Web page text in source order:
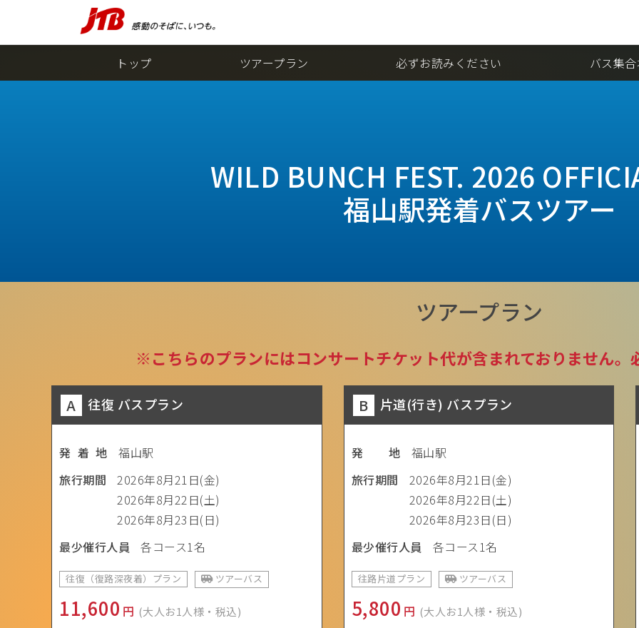
トップ ツアープラン 必ずお読みください バス集
WILD BUNCH FEST. 2026
福山駅発着バスツアー
ツアープラン
こちらのプランにはコンサートチケット代が含まれておりません
A 往復 バスプラン
発 着 地
福山駅
旅行期間
2026年8月21日(金)
2026年8月22日(土)
2026年8月23日(日)
最少催行人員
各コース1名
往復（復路深夜着）プラン ツアーバス
11,600 円 (大人お1人様・税込)
B 片道(行き) バスプラン
発 地
福山駅
旅行期間
2026年8月21日(金)
2026年8月22日(土)
2026年8月23日(日)
最少催行人員
各コース1名
往路片道プラン ツアーバス
5,800 円 (大人お1人様・税込)